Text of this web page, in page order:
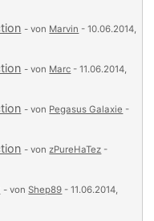
- von Marvin - 10.06.2014,
- von Marc - 11.06.2014,
- von Pegasus Galaxie -
- vonzPureHaTez -
- vonShep89 - 11.06.2014,